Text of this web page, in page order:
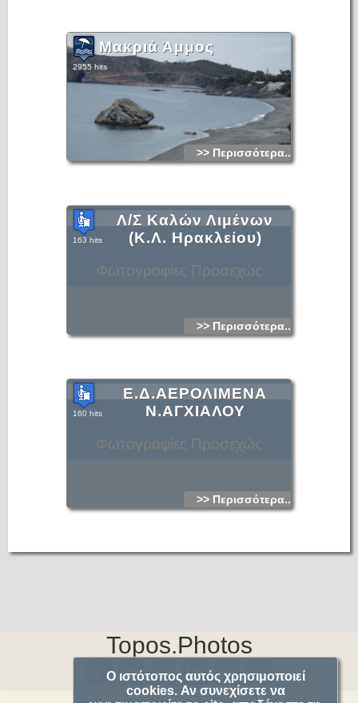
Μακριά Άμμος
2955 hits
>> Περισσότερα...
Φωτογραφίες Προσεχώς
Λ/Σ Καλών Λιμένων
(Κ.Λ. Ηρακλείου)
163 hits
>> Περισσότερα...
Φωτογραφίες Προσεχώς
Ε.Δ.ΑΕΡΟΛΙΜΕΝΑ
Ν.ΑΓΧΙΑΛΟΥ
160 hits
>> Περισσότερα...
Topos.Photos
Ο ιστότοπος αυτός χρησιμοποιεί
cookies. Αν συνεχίσετε να